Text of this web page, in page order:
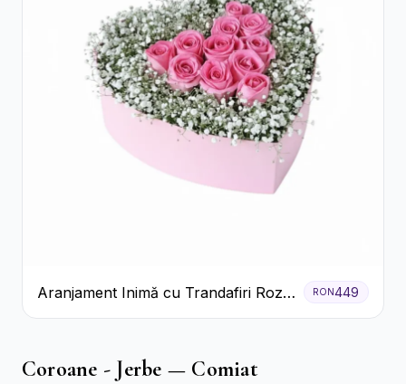
Aranjament Inimă cu Trandafiri Roz
și Gypsophila Albă
RON 449
Coroane - Jerbe — Comiat